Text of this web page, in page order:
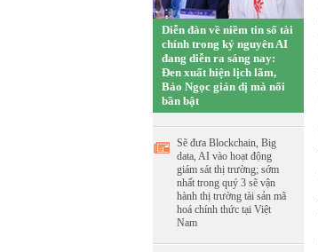
Diễn đàn về niềm tin số tài
chính trong kỷ nguyên AI
đang diễn ra sáng nay:
Đen xuất hiện lịch lãm,
Bảo Ngọc giản dị mà nổi
bần bật
Sẽ đưa Blockchain, Big
data, AI vào hoạt động
giám sát thị trường; sớm
nhất trong quý 3 sẽ vận
hành thị trường tài sản mã
hoá chính thức tại Việt
Nam